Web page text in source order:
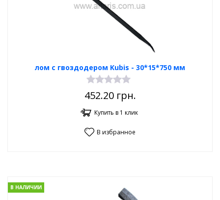
лом с гвоздодером Kubis - 30*15*750 мм
452.20грн.
Купить в 1 клик
В избранное
В НАЛИЧИИ